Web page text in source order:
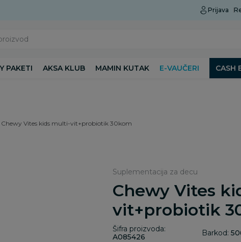
Prijava
PAKETI AKSA KLUB MAMIN KUTAK E-VAUČERI CASH
Chewy Vites kids multi-vit+probiotik 30kom
Suplementacija za decu
Chewy Vites
vit+probiotik
Šifra proizvoda:
A085426
Barkod: